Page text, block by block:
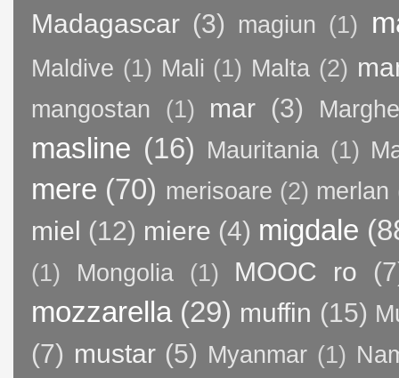
Madagascar (3) magiun (1)
Maldive (1) Mali (1) Malta (2)
mangostan (1) mar (3)
masline (16) Mauritania (1)
mere (70) merisoare (2) merlan
miel (12) miere (4) migdale
(1) Mongolia (1) MOOC ro
mozzarella (29) muffin (15)
(7) mustar (5) Myanmar (1)